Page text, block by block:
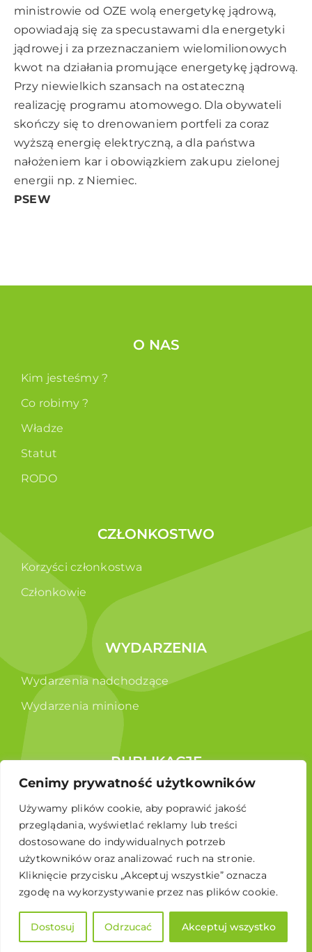
Cenimy prywatność użytkowników
Używamy plików cookie, aby poprawić jakość
przeglądania, wyświetlać reklamy lub treści
dostosowane do indywidualnych potrzeb
użytkowników oraz analizować ruch na stronie.
Kliknięcie przycisku „Akceptuj wszystkie” oznacza
zgodę na wykorzystywanie przez nas plików cookie.
Dostosuj Odrzucać Akceptuj wszystko
ministrowie od OZE wolą energetykę jądrową,
opowiadają się za specustawami dla energetyki
jądrowej i za przeznaczaniem wielomilionowych
kwot na działania promujące energetykę jądrową.
Przy niewielkich szansach na ostateczną
realizację programu atomowego. Dla obywateli
skończy się to drenowaniem portfeli za coraz
wyższą energię elektryczną, a dla państwa
nałożeniem kar i obowiązkiem zakupu zielonej
energii np. z Niemiec.
PSEW
O NAS
Kim jesteśmy ?
Co robimy ?
Władze
Statut
RODO
CZŁONKOSTWO
Korzyści członkostwa
Członkowie
WYDARZENIA
Wydarzenia nadchodzące
Wydarzenia minione
PUBLIKACJE
Broszura edukacyjna
© 2026 Polskie Stowarzyszenie Energetyki Wiatrowej